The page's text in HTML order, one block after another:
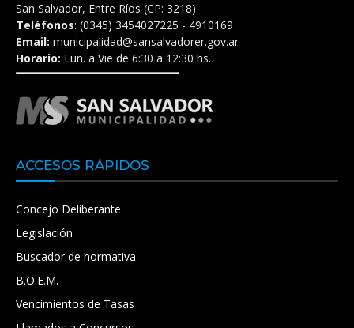
San Salvador, Entre Ríos (CP: 3218)
Teléfonos: (0345) 3454027225 - 4910169
Email: municipalidad@sansalvadorer.gov.ar
Horario: Lun. a Vie de 6:30 a 12:30 hs.
ACCESOS RÁPIDOS
Concejo Deliberante
Legislación
Buscador de normativa
B.O.E.M.
Vencimientos de Tasas